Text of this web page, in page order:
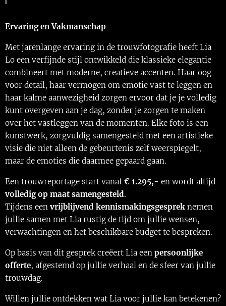
Ervaring en Vakmanschap
Met jarenlange ervaring in de trouwfotografie heeft Lia
Lo een verfijnde stijl ontwikkeld die klassieke elegantie
combineert met moderne, creatieve accenten. Haar oog
voor detail, haar vermogen om emotie vast te leggen en
haar kalme aanwezigheid zorgen ervoor dat je je volledig
kunt overgeven aan je dag, zonder je zorgen te maken
over het vastleggen van de momenten. Elke foto is een
kunstwerk, zorgvuldig samengesteld met een artistieke
visie die niet alleen de gebeurtenis zelf weerspiegelt,
maar de emoties die daarmee gepaard gaan.
Een trouwreportage start vanaf€ 1.295,- en wordt altijd
volledig op maat samengesteld.
Tijdens eenvrijblijvend kennismakingsgesprek nemen
jullie samen met Lia rustig de tijd om jullie wensen,
verwachtingen en het beschikbare budget te bespreken.
Op basis van dit gesprek creëert Lia een persoonlijke
offerte, afgestemd op jullie verhaal en de sfeer van jullie
trouwdag.
Willen jullie ontdekken wat Lia voor jullie kan betekenen?